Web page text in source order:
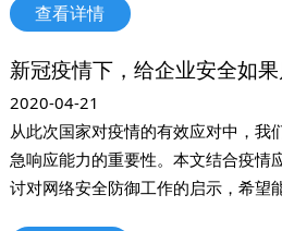
查看详情
新冠疫情下，给企业安全如果
2020-04-21
从此次国家对疫情的有效应对中，我
急响应能力的重要性。本文结合疫情
讨对网络安全防御工作的启示，希望